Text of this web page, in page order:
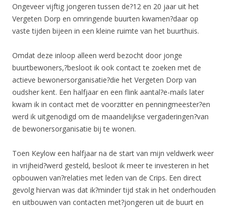
Ongeveer vijftig jongeren tussen de?12 en 20 jaar uit het
Vergeten Dorp en omringende buurten kwamen?daar op
vaste tijden bijeen in een kleine ruimte van het buurthuis.
Omdat deze inloop alleen werd bezocht door jonge
buurtbewoners,?besloot ik ook contact te zoeken met de
actieve bewonersorganisatie?die het Vergeten Dorp van
oudsher kent. Een halfjaar en een flink aantal?e-mails later
kwam ik in contact met de voorzitter en penningmeester?en
werd ik uitgenodigd om de maandelijkse vergaderingen?van
de bewonersorganisatie bij te wonen.
Toen Keylow een halfjaar na de start van mijn veldwerk weer
in vrijheid?werd gesteld, besloot ik meer te investeren in het
opbouwen van?relaties met leden van de Crips. Een direct
gevolg hiervan was dat ik?minder tijd stak in het onderhouden
en uitbouwen van contacten met?jongeren uit de buurt en